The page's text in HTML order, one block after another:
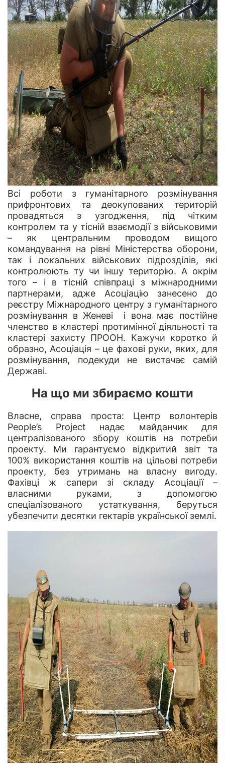
Всі роботи з гуманітарного розмінування
прифронтових та деокупованих територій
провадяться з узгодження, під чітким
контролем та у тісній взаємодії з військовими
– як центральним проводом вищого
командування на рівні Міністерства оборони,
так і локальних військових підрозділів, які
контролюють ту чи іншу територію. А окрім
того – і в тісній співпраці з міжнародними
партнерами, адже Асоціацію занесено до
реєстру Міжнародного центру з гуманітарного
розмінування в Женеві і вона має постійне
членство в кластері протимінної діяльності та
кластері захисту ПPOOH. Кажучи коротко й
образно, Асоціація – це фахові руки, яких, для
розмінування, подекуди не вистачає самій
Державі.
На що ми збираємо кошти
Власне, справа проста: Центр волонтерів
People’s Project надає майданчик для
централізованого збору коштів на потреби
проекту. Ми гарантуємо відкритий звіт та
100% використання коштів на цільові потреби
проекту, без утримань на власну вигоду.
Фахівці ж сапери зі складу Асоціації –
власними руками, з допомогою
спеціалізованого устаткування, беруться
убезпечити десятки гектарів української землі.